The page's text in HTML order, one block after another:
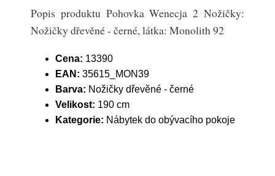
Popis produktu Pohovka Wenecja 2 Nožičky:
Nožičky dřevěné - černé, látka: Monolith 92
Cena: 13390
EAN: 35615_MON39
Barva: Nožičky dřevěné - černé
Velikost: 190 cm
Kategorie: Nábytek do obývacího pokoje